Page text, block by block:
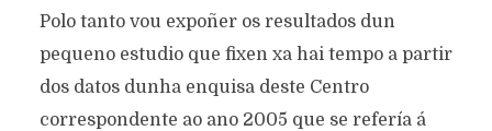
Polo tanto vou expoñer os resultados dun
pequeno estudio que fixen xa hai tempo a partir
dos datos dunha enquisa deste Centro
correspondente ao ano 2005 que se refería á